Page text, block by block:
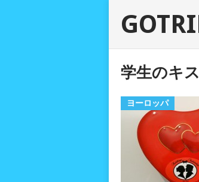
学生のキ
ヨーロッパ